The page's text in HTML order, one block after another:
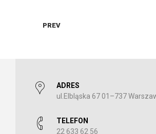
PREV
ADRES
ul.Elbląska 67 01–737
TELEFON
22 633 62 56